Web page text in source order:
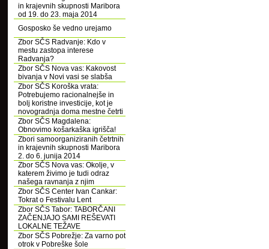
in krajevnih skupnosti Maribora
od 19. do 23. maja 2014
Gosposko še vedno urejamo
Zbor SČS Radvanje: Kdo v
mestu zastopa interese
Radvanja?
Zbor SČS Nova vas: Kakovost
bivanja v Novi vasi se slabša
Zbor SČS Koroška vrata:
Potrebujemo racionalnejše in
bolj koristne investicije, kot je
novogradnja doma mestne četrti
Zbor SČS Magdalena:
Obnovimo košarkaška igrišča!
Zbori samoorganiziranih četrtnih
in krajevnih skupnosti Maribora
2. do 6. junija 2014
Zbor SČS Nova vas: Okolje, v
katerem živimo je tudi odraz
našega ravnanja z njim
Zbor SČS Center Ivan Cankar:
Tokrat o Festivalu Lent
Zbor SČS Tabor: TABORČANI
ZAČENJAJO SAMI REŠEVATI
LOKALNE TEŽAVE
Zbor SČS Pobrežje: Za varno pot
otrok v Pobreške šole